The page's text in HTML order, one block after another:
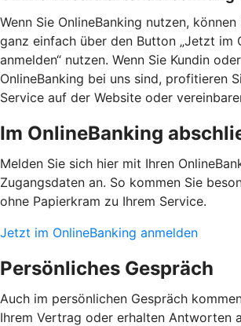
Wenn Sie OnlineBanking nutzen,
ganz einfach über den Button „Jetzt im
anmelden“ nutzen. Wenn Sie Kundin
OnlineBanking bei uns sind, profitieren
Service auf der Website oder
Im OnlineBanking
Melden Sie sich hier mit Ihren
Zugangsdaten an. So kommen Sie
ohne Papierkram zu Ihrem Service.
Jetzt im OnlineBanking anmelden
Persönliches Gespräch
Auch im persönlichen Gespräch
Ihrem Vertrag oder erhalten Antworten